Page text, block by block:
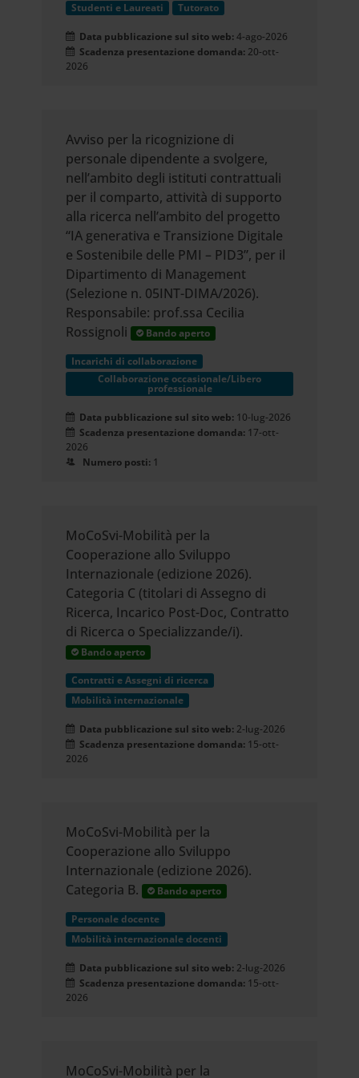
Studenti e Laureati Tutorato
Data pubblicazione sul sito web:4-ago-2026
Scadenza presentazione domanda: 20-ott-
2026
Avviso per la ricognizione di
personale dipendente a svolgere,
nell’ambito degli istituti contrattuali
per il comparto, attività di supporto
alla ricerca nell’ambito del progetto
“IA generativa e Transizione Digitale
e Sostenibile delle PMI – PID3”, per il
Dipartimento di Management
(Selezione n. 05INT-DIMA/2026).
Responsabile: prof.ssa Cecilia
Rossignoli
Bando aperto
Incarichi di collaborazione
Collaborazione occasionale/Libero
professionale
Data pubblicazione sul sito web: 10-lug-2026
Scadenza presentazione domanda: 17-ott-
2026
Numero posti: 1
MoCoSvi-Mobilità per la
Cooperazione allo Sviluppo
Internazionale (edizione 2026).
Categoria C (titolari di Assegno di
Ricerca, Incarico Post-Doc, Contratto
di Ricerca o Specializzande/i).
Bando aperto
Contratti e Assegni di ricerca
Mobilità internazionale
Data pubblicazione sul sito web: 2-lug-2026
Scadenza presentazione domanda: 15-ott-
2026
MoCoSvi-Mobilità per la
Cooperazione allo Sviluppo
Internazionale (edizione 2026).
Categoria B.
Bando aperto
Personale docente
Mobilità internazionale docenti
Data pubblicazione sul sito web: 2-lug-2026
Scadenza presentazione domanda: 15-ott-
2026
MoCoSvi-Mobilità per la